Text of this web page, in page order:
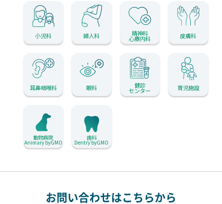
小児科 婦人科 精神科
心療内科 皮膚科
耳鼻咽喉科 眼科 健診
センター 育児施設
動物病院
Animary byGMO
歯科
Dentry byGMO
お問い合わせはこちらから